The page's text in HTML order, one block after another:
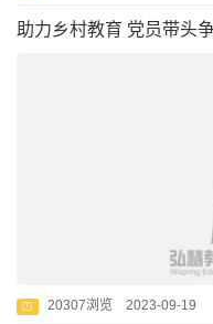
助力乡村教育 党员带头
20307浏览 2023-09-19